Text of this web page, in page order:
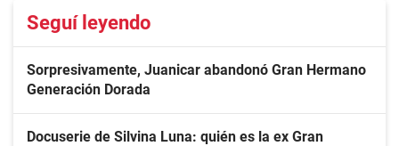
Seguí leyendo
Sorpresivamente, Juanicar abandonó Gran Hermano
Generación Dorada
Docuserie de Silvina Luna: quién es la ex Gran